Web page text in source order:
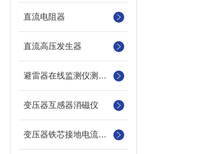
直流电阻器
直流高压发生器
避雷器在线监测仪测试仪
变压器互感器消磁仪
变压器铁芯接地电流测试仪